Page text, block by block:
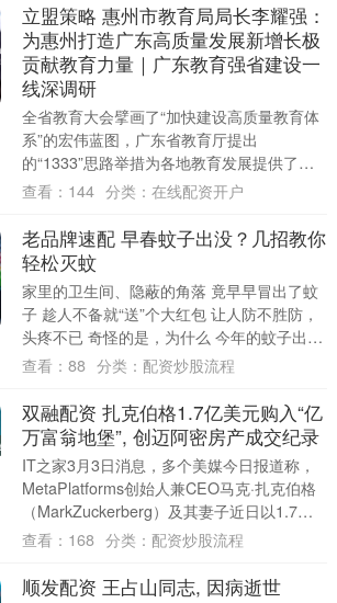
立盟策略 惠州市教育局局长李耀强：
为惠州打造广东高质量发展新增长极
贡献教育力量｜广东教育强省建设一
线深调研
全省教育大会擘画了“加快建设高质量教育体
系”的宏伟蓝图，广东省教育厅提出
的“1333”思路举措为各地教育发展提供了清
晰的行动指南。 在惠州，我们看到教育与城
查看： 144 分类： 在线配资开户
老品牌速配 早春蚊子出没？几招教你
轻松灭蚊
家里的卫生间、隐蔽的角落 竟早早冒出了蚊
子 趁人不备就“送”个大红包 让人防不胜防，
头疼不已 奇怪的是，为什么 今年的蚊子出现
得这么早？ 面对这些“不速之客” ....
查看： 88 分类： 配资炒股流程
双融配资 扎克伯格1.7亿美元购入“亿
万富翁地堡”, 创迈阿密房产成交纪录
IT之家3月3日消息，多个美媒今日报道称，
MetaPlatforms创始人兼CEO马克·扎克伯格
（MarkZuckerberg）及其妻子近日以1.7亿
美元的价格....
查看： 168 分类： 配资炒股流程
顺发配资 王占山同志, 因病逝世